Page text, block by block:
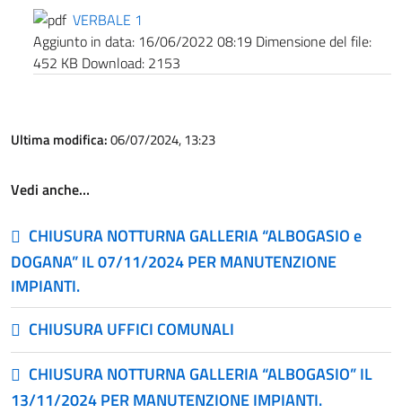
VERBALE 1
Aggiunto in data: 16/06/2022 08:19 Dimensione del file:
452 KB Download: 2153
Ultima modifica:06/07/2024, 13:23
Vedi anche…
CHIUSURA NOTTURNA GALLERIA “ALBOGASIO e
DOGANA” IL 07/11/2024 PER MANUTENZIONE
IMPIANTI.
CHIUSURA UFFICI COMUNALI
CHIUSURA NOTTURNA GALLERIA “ALBOGASIO” IL
13/11/2024 PER MANUTENZIONE IMPIANTI.